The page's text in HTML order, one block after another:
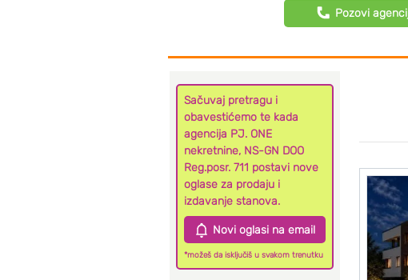
Pozovi
Sačuvaj pretragu i
obavestićemo te kada
agencija PJ. ONE
nekretnine, NS-GN DOO
Reg.posr. 711 postavi nove
oglase za prodaju i
izdavanje stanova.
Novi oglasi na email
*možeš da isključiš u svakom trenutku